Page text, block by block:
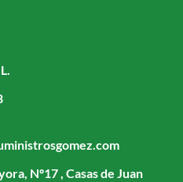
Nº17 , Casas de Juan